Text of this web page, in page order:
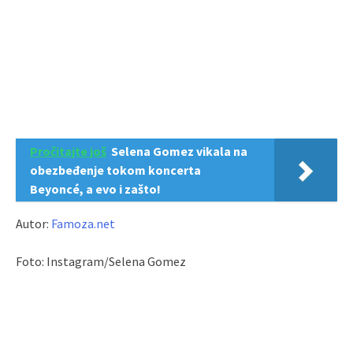
Pročitajte još Selena Gomez vikala na
obezbeđenje tokom koncerta
Beyoncé, a evo i zašto!
Autor: Famoza.net
Foto: Instagram/Selena Gomez